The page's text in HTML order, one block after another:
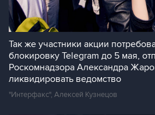
Так же участники акции
блокировку Telegram до 5 мая,
Роскомнадзора Александра
ликвидировать ведомство
"Интерфакс", Алексей Кузнецов